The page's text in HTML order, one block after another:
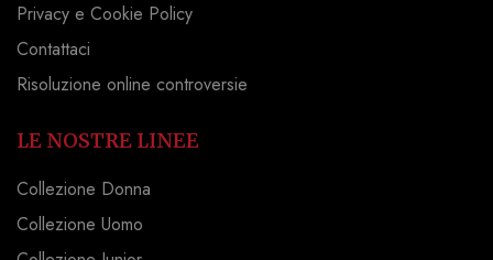
Privacy e Cookie Policy
Contattaci
Risoluzione online controversie
LE NOSTRE LINEE
Collezione Donna
Collezione Uomo